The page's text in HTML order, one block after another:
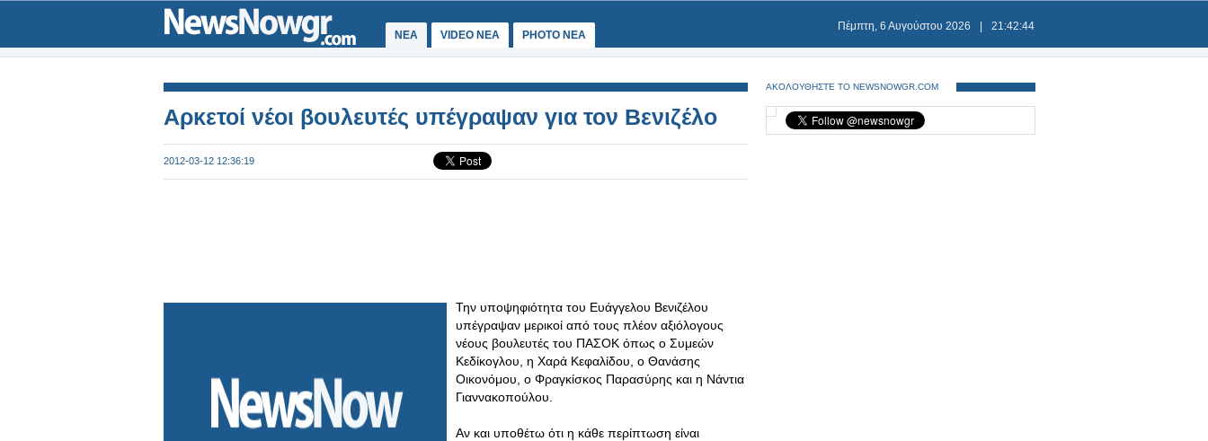
ΝΕΑ VIDEO NEA PHOTO NEA
Πέμπτη, 6 Αυγούστου 2026 21:42:44
Αρκετοί νέοι βουλευτές υπέγραψαν για τον Βενιζέλο
2012-03-12 12:36:19
Την υποψηφιότητα του Ευάγγελου Βενιζέλου
υπέγραψαν μερικοί από τους πλέον αξιόλογους
νέους βουλευτές του ΠΑΣΟΚ όπως ο Συμεών
Κεδίκογλου, η Χαρά Κεφαλίδου, ο Θανάσης
Οικονόμου, ο Φραγκίσκος Παρασύρης και η Νάντια
Γιαννακοπούλου.
Αν και υποθέτω ότι η κάθε περίπτωση είναι
ΑΚΟΛΟΥΘΗΣΤΕ ΤΟ NEWSNOWGR.COM